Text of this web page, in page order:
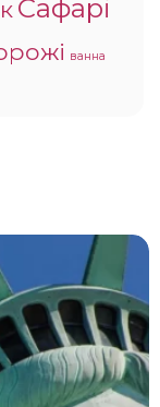
Сафарі
ванна